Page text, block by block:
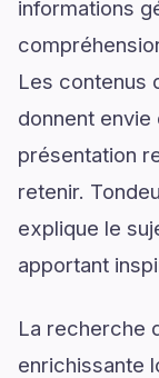
informations
Les contenus
donnent envie
présentation
retenir.
explique le
apportant
La recherche
enrichissante